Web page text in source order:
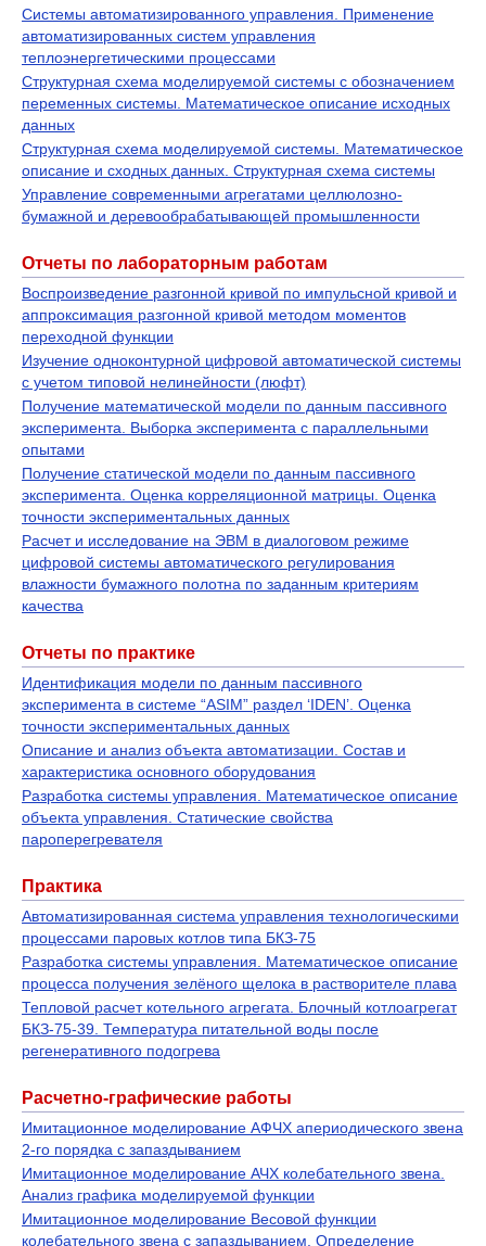
Системы автоматизированного управления. Применение
автоматизированных систем управления
теплоэнергетическими процессами
Структурная схема моделируемой системы с обозначением
переменных системы. Математическое описание исходных
данных
Структурная схема моделируемой системы. Математическое
описание и сходных данных. Структурная схема системы
Управление современными агрегатами целлюлозно-
бумажной и деревообрабатывающей промышленности
Отчеты по лабораторным работам
Воспроизведение разгонной кривой по импульсной кривой и
аппроксимация разгонной кривой методом моментов
переходной функции
Изучение одноконтурной цифровой автоматической системы
с учетом типовой нелинейности (люфт)
Получение математической модели по данным пассивного
эксперимента. Выборка эксперимента с параллельными
опытами
Получение статической модели по данным пассивного
эксперимента. Оценка корреляционной матрицы. Оценка
точности экспериментальных данных
Расчет и исследование на ЭВМ в диалоговом режиме
цифровой системы автоматического регулирования
влажности бумажного полотна по заданным критериям
качества
Отчеты по практике
Идентификация модели по данным пассивного
эксперимента в системе “ASIM” раздел ‘IDEN’. Оценка
точности экспериментальных данных
Описание и анализ объекта автоматизации. Состав и
характеристика основного оборудования
Разработка системы управления. Математическое описание
объекта управления. Статические свойства
пароперегревателя
Практика
Автоматизированная система управления технологическими
процессами паровых котлов типа БКЗ-75
Разработка системы управления. Математическое описание
процесса получения зелёного щелока в растворителе плава
Тепловой расчет котельного агрегата. Блочный котлоагрегат
БКЗ-75-39. Температура питательной воды после
регенеративного подогрева
Расчетно-графические работы
Имитационное моделирование АФЧХ апериодического звена
2-го порядка с запаздыванием
Имитационное моделирование АЧХ колебательного звена.
Анализ графика моделируемой функции
Имитационное моделирование Весовой функции
колебательного звена с запаздыванием. Определение